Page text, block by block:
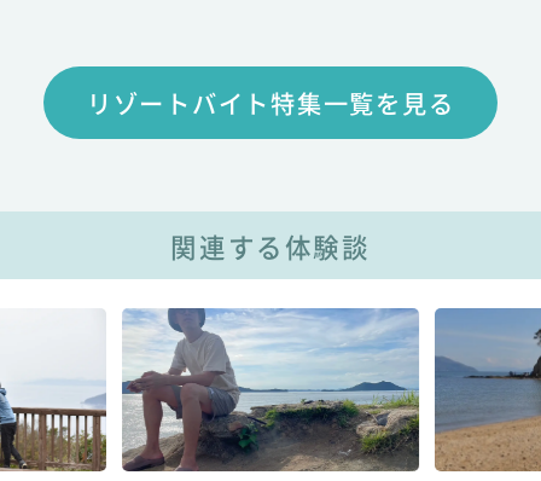
リゾートバイト特集一覧を見る
関連する体験談